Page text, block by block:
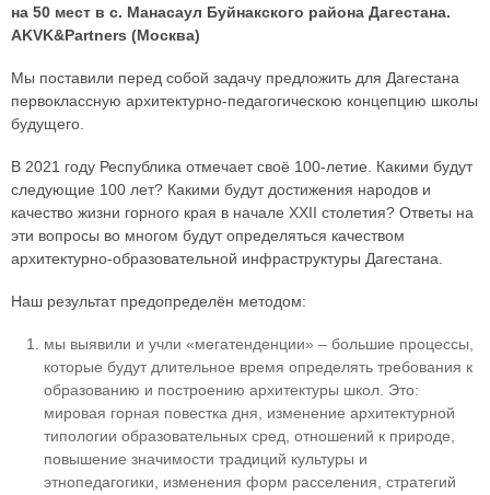
на 50 мест в с. Манасаул Буйнакского района Дагестана.
AKVK&Partners (Москва)
Мы поставили перед собой задачу предложить для Дагестана
первоклассную архитектурно-педагогическою концепцию школы
будущего.
В 2021 году Республика отмечает своё 100-летие. Какими будут
следующие 100 лет? Какими будут достижения народов и
качество жизни горного края в начале XXII столетия? Ответы на
эти вопросы во многом будут определяться качеством
архитектурно-образовательной инфраструктуры Дагестана.
Наш результат предопределён методом:
мы выявили и учли «мегатенденции» – большие процессы,
которые будут длительное время определять требования к
образованию и построению архитектуры школ. Это:
мировая горная повестка дня, изменение архитектурной
типологии образовательных сред, отношений к природе,
повышение значимости традиций культуры и
этнопедагогики, изменения форм расселения, стратегий